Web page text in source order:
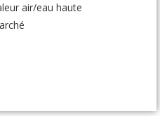
air/eau haute